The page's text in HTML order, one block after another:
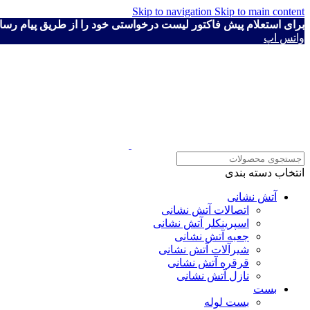
Skip to navigation Skip to main content
برای استعلام پیش فاکتور لیست درخواستی خود را از طریق پیام رسان ها به شماره
واتس اپ
انتخاب دسته بندی
آتش نشانی
اتصالات آتش نشانی
اسپرینکلر آتش نشانی
جعبه آتش نشانی
شیرآلات آتش نشانی
قرقره آتش نشانی
نازل آتش نشانی
بست
بست لوله